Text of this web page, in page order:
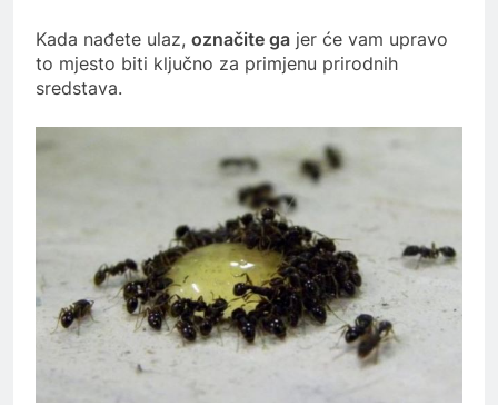
Kada nađete ulaz, označite ga jer će vam upravo
to mjesto biti ključno za primjenu prirodnih
sredstava.